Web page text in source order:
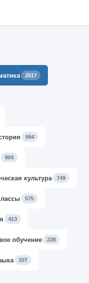
2517
994
804
культура 749
575
413
обучение 228
207